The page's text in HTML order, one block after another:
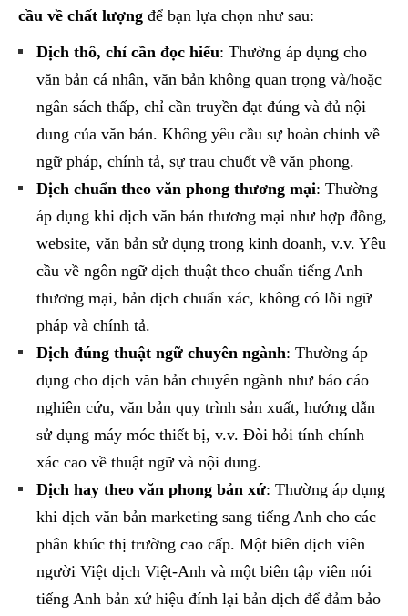
cầu về chất lượng để bạn lựa chọn như sau:
Dịch thô, chỉ cần đọc hiểu: Thường áp dụng cho
văn bản cá nhân, văn bản không quan trọng và/hoặc
ngân sách thấp, chỉ cần truyền đạt đúng và đủ nội
dung của văn bản. Không yêu cầu sự hoàn chỉnh về
ngữ pháp, chính tả, sự trau chuốt về văn phong.
Dịch chuẩn theo văn phong thương mại: Thường
áp dụng khi dịch văn bản thương mại như hợp đồng,
website, văn bản sử dụng trong kinh doanh, v.v. Yêu
cầu về ngôn ngữ dịch thuật theo chuẩn tiếng Anh
thương mại, bản dịch chuẩn xác, không có lỗi ngữ
pháp và chính tả.
Dịch đúng thuật ngữ chuyên ngành: Thường áp
dụng cho dịch văn bản chuyên ngành như báo cáo
nghiên cứu, văn bản quy trình sản xuất, hướng dẫn
sử dụng máy móc thiết bị, v.v. Đòi hỏi tính chính
xác cao về thuật ngữ và nội dung.
Dịch hay theo văn phong bản xứ: Thường áp dụng
khi dịch văn bản marketing sang tiếng Anh cho các
phân khúc thị trường cao cấp. Một biên dịch viên
người Việt dịch Việt-Anh và một biên tập viên nói
tiếng Anh bản xứ hiệu đính lại bản dịch để đảm bảo